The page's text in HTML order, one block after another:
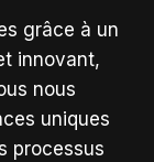
grâce à un
innovant,
nous
uniques
processus